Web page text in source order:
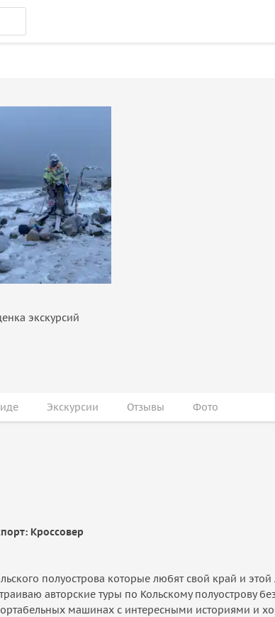
Экскурсии Отзывы Фото
Кроссовер
полуострова которые любят свой край и
авторские туры по Кольскому полуострову
машинах с интересными историями и